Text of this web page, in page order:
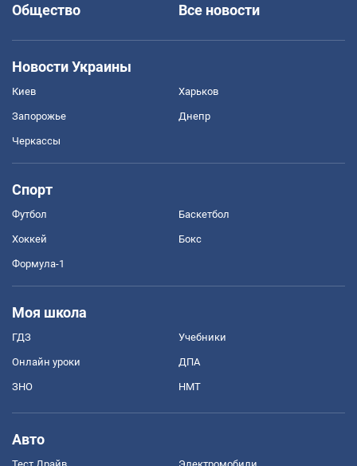
Общество
Все новости
Новости Украины
Киев Харьков
Запорожье Днепр
Черкассы
Спорт
Футбол Баскетбол
Хоккей Бокс
Формула-1
Моя школа
ГДЗ Учебники
Онлайн уроки ДПА
ЗНО НМТ
Авто